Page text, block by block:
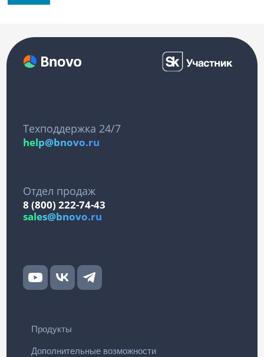
Техподдержка 24/7
help@bnovo.ru
Отдел продаж
8 (800) 222-74-43
sales@bnovo.ru
Продукты
Дополнительные возможности